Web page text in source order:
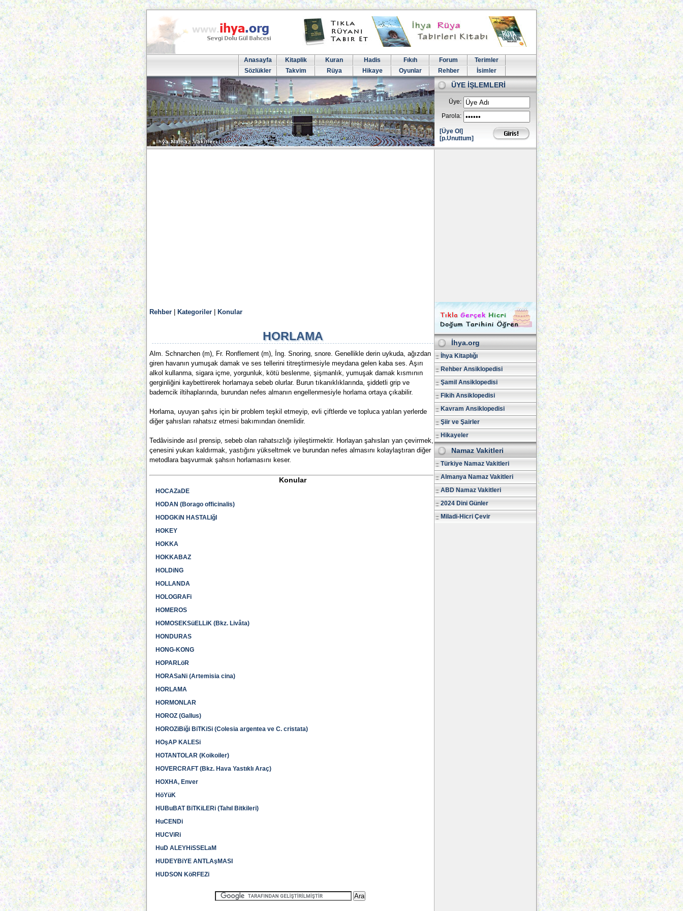
Anasayfa Kitaplik Kuran Hadis Fıkıh Forum
Terimler
Sözlükler
Takvim Rüya Hikaye Oyunlar Rehber İsimler
ÜYE İŞLEMLERİ
Üye:
Parola:
[Üye Ol]
[p.Unuttum]
Rehber Kategoriler Konular
HORLAMA
Alm. Schnarchen (m), Fr. Ronflement (m), İng. Snoring, snore. Genellikle derin uykuda, ağızdan
giren havanın yumuşak damak ve ses tellerini titreştirmesiyle meydana gelen kaba ses. Aşırı
alkol kullanma, sigara içme, yorgunluk, kötü beslenme, şişmanlık, yumuşak damak kısmının
gerginliğini kaybettirerek horlamaya sebeb olurlar. Burun tıkanıklıklarında, şiddetli grip ve
bademcik iltihaplarında, burundan nefes almanın engellenmesiyle horlama ortaya çıkabilir.
Horlama, uyuyan şahıs için bir problem teşkil etmeyip, evli çiftlerde ve topluca yatılan yerlerde
diğer şahısları rahatsız etmesi bakımından önemlidir.
Tedâvisinde asıl prensip, sebeb olan rahatsızlığı iyileştirmektir. Horlayan şahısları yan çevirmek,
çenesini yukarı kaldırmak, yastığını yükseltmek ve burundan nefes almasını kolaylaştıran diğer
metodlara başvurmak şahsın horlamasını keser.
Konular
HOCAZaDE
HODAN (Borago officinalis)
HODGKiN HASTALIğI
HOKEY
HOKKA
HOKKABAZ
HOLDiNG
HOLLANDA
HOLOGRAFi
HOMEROS
HOMOSEKSüELLiK (Bkz. Livâta)
HONDURAS
HONG-KONG
HOPARLöR
HORASaNi (Artemisia cina)
HORLAMA
HORMONLAR
HOROZ (Gallus)
HOROZiBiği BiTKiSi (Colesia argentea ve C. cristata)
HOşAP KALESi
HOTANTOLAR (Koikoiler)
HOVERCRAFT (Bkz. Hava Yastıklı Araç)
HOXHA, Enver
HöYüK
HUBuBAT BiTKiLERi (Tahıl Bitkileri)
HuCENDi
HUCViRi
HuD ALEYHiSSELaM
HUDEYBiYE ANTLAşMASI
HUDSON KöRFEZi
İhya.org
İhya Kitaplığı
Rehber Ansiklopedisi
Şamil Ansiklopedisi
Fikih Ansiklopedisi
Kavram Ansiklopedisi
Şiir ve Şairler
Hikayeler
Namaz Vakitleri
Türkiye Namaz Vakitleri
Almanya Namaz Vakitleri
ABD Namaz Vakitleri
2024 Dini Günler
Miladi-Hicri Çevir